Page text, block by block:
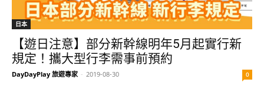
日本
【遊日注意】部分新幹線明年5月起實行新
規定！攜大型行李需事前預約
DayDayPlay 旅遊專家 - 2019-08-30 0